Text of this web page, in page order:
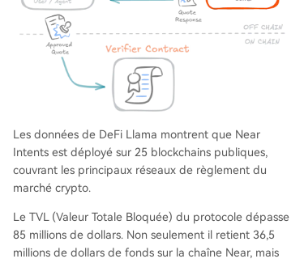
Les données de DeFi Llama montrent que Near
Intents est déployé sur 25 blockchains publiques,
couvrant les principaux réseaux de règlement du
marché crypto.
Le TVL (Valeur Totale Bloquée) du protocole dépasse
85 millions de dollars. Non seulement il retient 36,5
millions de dollars de fonds sur la chaîne Near, mais